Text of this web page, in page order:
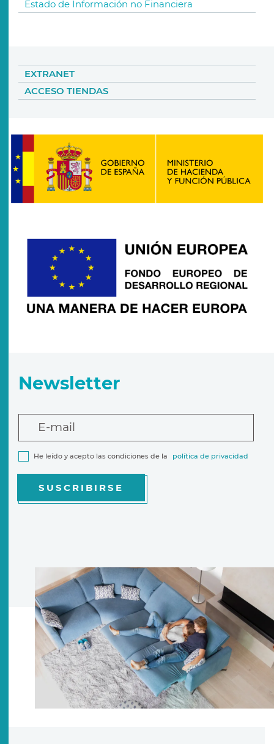
Estado de Información no Financiera
EXTRANET
ACCESO TIENDAS
Newsletter
E-mail
He leído y acepto las condiciones de la política de privacidad
SUSCRIBIRSE